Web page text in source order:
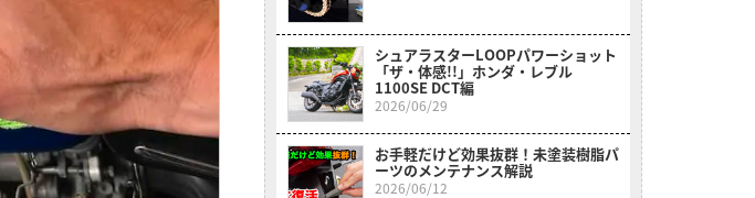
シュアラスターLOOPパワーショット
「ザ・体感!!」ホンダ・レブル
1100SE DCT編
2026/06/29
お手軽だけど効果抜群！未塗装樹脂パ
ーツのメンテナンス解説
2026/06/12